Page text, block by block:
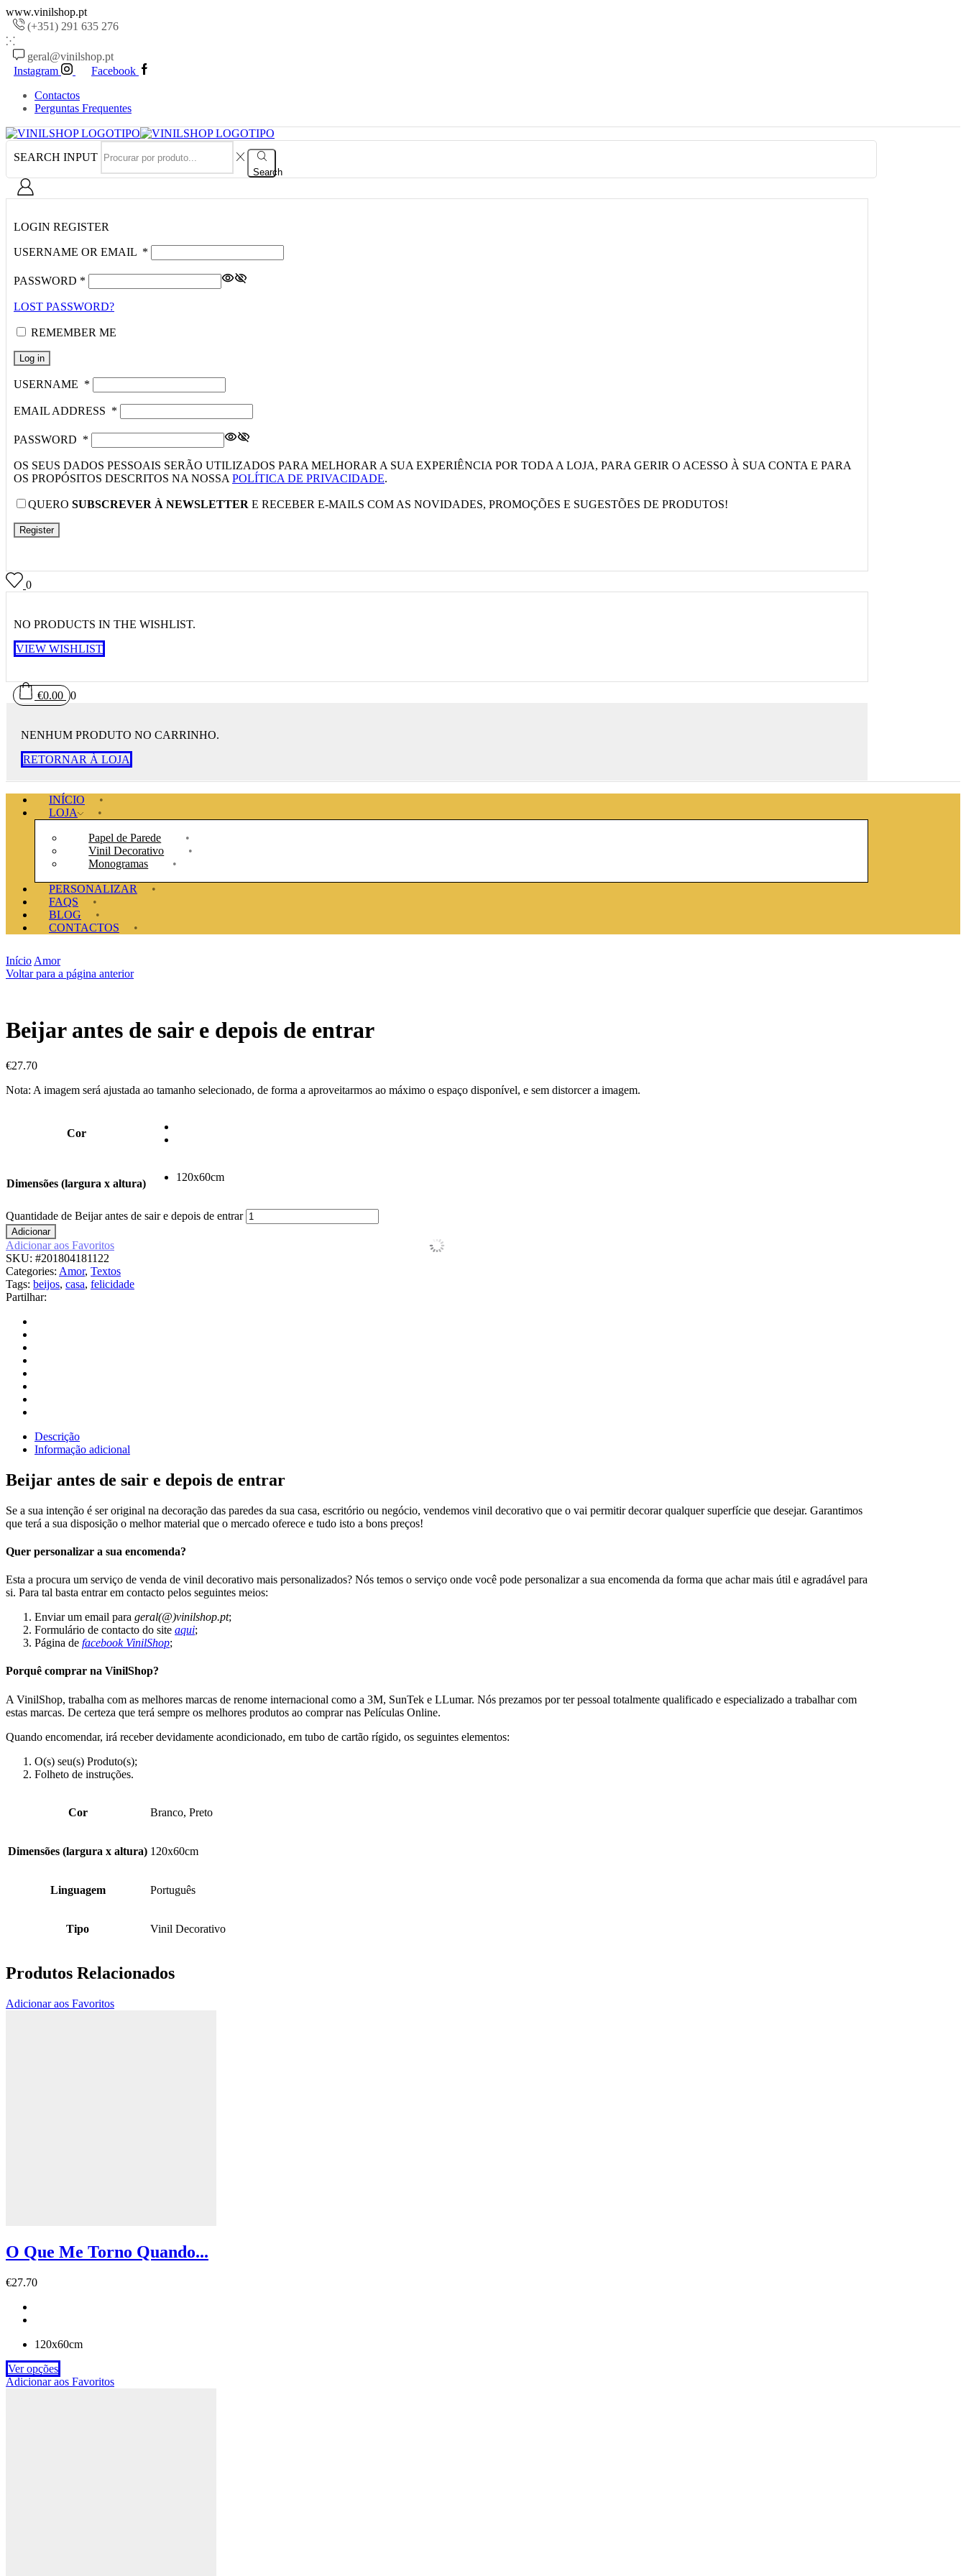
www.vinilshop.pt
(+351) 291 635 276
geral@vinilshop.pt
Instagram
Facebook
Contactos
Perguntas Frequentes
SEARCH INPUT
Search
LOGIN REGISTER
USERNAME OR EMAIL *
PASSWORD *
LOST PASSWORD?
REMEMBER ME
Log in
USERNAME *
EMAIL ADDRESS *
PASSWORD *
OS SEUS DADOS PESSOAIS SERÃO UTILIZADOS PARA MELHORAR A SUA EXPERIÊNCIA POR TODA A LOJA, PARA GERIR O ACESSO À SUA CONTA E PARA
OS PROPÓSITOS DESCRITOS NA NOSSA POLÍTICA DE PRIVACIDADE.
QUERO SUBSCREVER À NEWSLETTER E RECEBER E-MAILS COM AS NOVIDADES, PROMOÇÕES E SUGESTÕES DE PRODUTOS!
Register
0
NO PRODUCTS IN THE WISHLIST.
VIEW WISHLIST
€0.00 0
NENHUM PRODUTO NO CARRINHO.
RETORNAR À LOJA
INÍCIO
LOJA
Papel de Parede
Vinil Decorativo
Monogramas
PERSONALIZAR
FAQS
BLOG
CONTACTOS
Início Amor
Voltar para a página anterior
Beijar antes de sair e depois de entrar
€27.70
Nota: A imagem será ajustada ao tamanho selecionado, de forma a aproveitarmos ao máximo o espaço disponível, e sem distorcer a imagem.
Cor
Dimensões (largura x altura)
120x60cm
Quantidade de Beijar antes de sair e depois de entrar
Adicionar
Adicionar aos Favoritos
SKU: #201804181122
Categories: Amor, Textos
Tags: beijos, casa, felicidade
Partilhar:
Descrição
Informação adicional
Beijar antes de sair e depois de entrar
Se a sua intenção é ser original na decoração das paredes da sua casa, escritório ou negócio, vendemos vinil decorativo que o vai permitir decorar qualquer superfície que desejar. Garantimos
que terá a sua disposição o melhor material que o mercado oferece e tudo isto a bons preços!
Quer personalizar a sua encomenda?
Esta a procura um serviço de venda de vinil decorativo mais personalizados? Nós temos o serviço onde você pode personalizar a sua encomenda da forma que achar mais útil e agradável para
si. Para tal basta entrar em contacto pelos seguintes meios:
Enviar um email para geral(@)vinilshop.pt;
Formulário de contacto do site aqui;
Página de facebook VinilShop;
Porquê comprar na VinilShop?
A VinilShop, trabalha com as melhores marcas de renome internacional como a 3M, SunTek e LLumar. Nós prezamos por ter pessoal totalmente qualificado e especializado a trabalhar com
estas marcas. De certeza que terá sempre os melhores produtos ao comprar nas Películas Online.
Quando encomendar, irá receber devidamente acondicionado, em tubo de cartão rígido, os seguintes elementos:
O(s) seu(s) Produto(s);
Folheto de instruções.
Cor Branco, Preto
Dimensões (largura x altura) 120x60cm
Linguagem Português
Tipo Vinil Decorativo
Produtos Relacionados
Adicionar aos Favoritos
O Que Me Torno Quando...
€27.70
120x60cm
Ver opções
Adicionar aos Favoritos